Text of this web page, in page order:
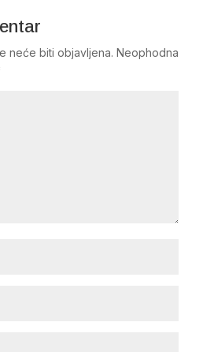
neće biti objavljena. Neophodna